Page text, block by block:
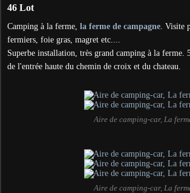
46 Lot
Camping à la ferme, la ferme de campagne. Visite
fermiers, foie gras, magret etc....
Superbe installation, très grand camping à la ferme.
de l'entrée haute du chemin de croix et du chateau.
Aire de camping-car, La
Aire de camping-car, La